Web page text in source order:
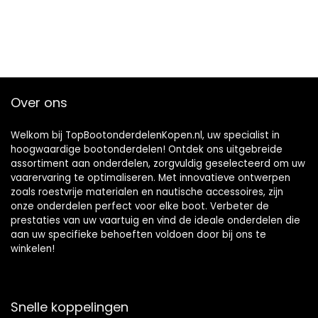
Over ons
Welkom bij TopBootonderdelenKopen.nl, uw specialist in
hoogwaardige bootonderdelen! Ontdek ons uitgebreide
assortiment aan onderdelen, zorgvuldig geselecteerd om uw
vaarervaring te optimaliseren. Met innovatieve ontwerpen
zoals roestvrije materialen en nautische accessoires, zijn
onze onderdelen perfect voor elke boot. Verbeter de
prestaties van uw vaartuig en vind de ideale onderdelen die
aan uw specifieke behoeften voldoen door bij ons te
winkelen!
Snelle koppelingen